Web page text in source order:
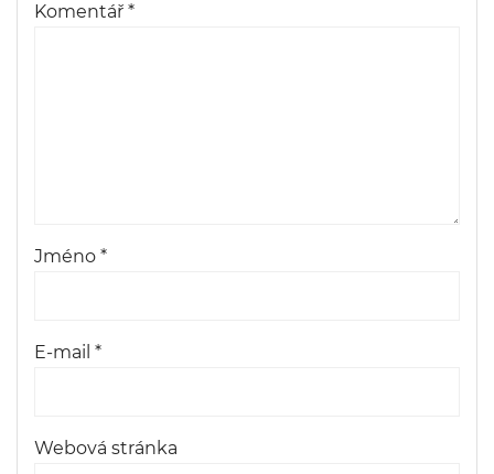
Komentář *
Jméno *
E-mail *
Webová stránka